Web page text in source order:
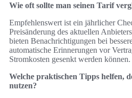
Wie oft sollte man seinen Tarif
Empfehlenswert ist ein jährlicher
Preisänderung des aktuellen
bieten Benachrichtigungen bei
automatische Erinnerungen vor
Stromkosten gesenkt werden können.
Welche praktischen Tipps helfen,
nutzen?